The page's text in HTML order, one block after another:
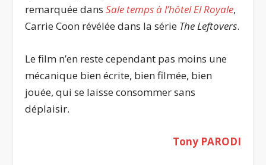
remarquée dansSale temps à l’hôtel El Royale,
Carrie Coon révélée dans la série The Leftovers.
Le film n’en reste cependant pas moins une
mécanique bien écrite, bien filmée, bien
jouée, qui se laisse consommer sans
déplaisir.
Tony PARODI